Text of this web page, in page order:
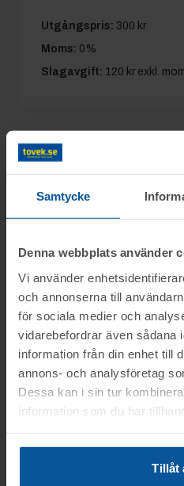
Samtycke
Denna webbplats använder
Vi använder
och annonserna till
för sociala medier och
vidarebefordrar även sådana
information från din enhet till
annons- och analysföretag
Dessa kan i sin tur
information som du har
Tillåt
Utgångspris: 300 kr
Moms: 0%
Slagavgift: 120 kr exkl.
Information
Det är upp till köparen
objektet vid angiven
OBS! Lagda bud kan
Vid
konsumentköplagen
info i
Frågor
Du kan alltid kontakta
generella frågor om
Visning
Kävlinge
Fredagen den 2 jan.
Kävlinge
Betalning
Betalningen skall vara
tillhandaSENAST
till utlämningen.
Faktura kommer efter
Avhämtning
Onsdagen den 14 jan.
Lasthjälp med truck